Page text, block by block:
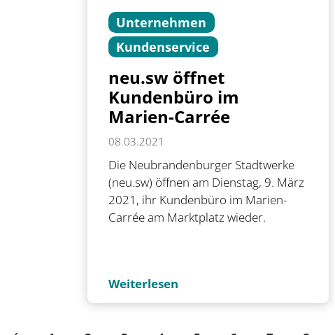
Unternehmen
Kundenservice
neu.sw öffnet
Kundenbüro im
Marien-Carrée
08.03.2021
Die Neubrandenburger Stadtwerke
(neu.sw) öffnen am Dienstag, 9. März
2021, ihr Kundenbüro im Marien-
Carrée am Marktplatz wieder.
Weiterlesen